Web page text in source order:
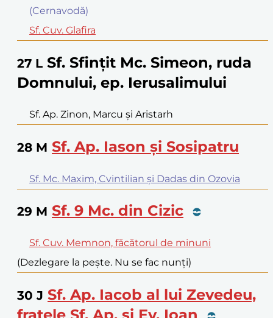
(Cernavodă)
Sf. Cuv. Glafira
27 L Sf. Sfințit Mc. Simeon, ruda
Domnului, ep. Ierusalimului
Sf. Ap. Zinon, Marcu și Aristarh
28 M Sf. Ap. Iason și Sosipatru
Sf. Mc. Maxim, Cvintilian și Dadas din Ozovia
29 M Sf. 9 Mc. din Cizic
Sf. Cuv. Memnon, făcătorul de minuni
(Dezlegare la pește. Nu se fac nunți)
30 J Sf. Ap. Iacob al lui Zevedeu,